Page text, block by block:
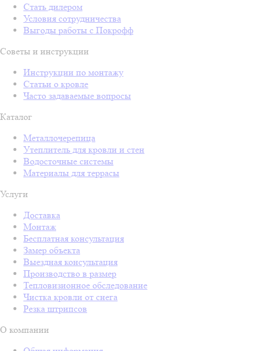
Стать дилером
Условия сотрудничества
Выгоды работы с Покрофф
Советы и инструкции
Инструкции по монтажу
Статьи о кровле
Часто задаваемые вопросы
Каталог
Металлочерепица
Утеплитель для кровли и стен
Водосточные системы
Материалы для террасы
Услуги
Доставка
Монтаж
Бесплатная консультация
Замер объекта
Выездная консультация
Производство в размер
Тепловизионное обследование
Чистка кровли от снега
Резка штрипсов
О компании